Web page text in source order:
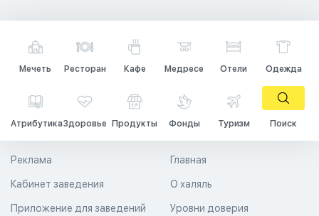
Мечеть Ресторан Кафе Медресе Отели Одежда
АтрибутикаЗдоровье Продукты Фонды Туризм Поиск
Главная
О халяль
Уровни доверия
Реклама
Кабинет заведения
Приложение для заведений